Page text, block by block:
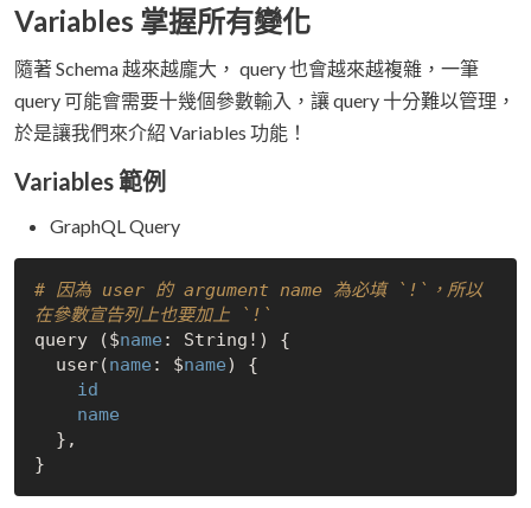
Variables 掌握所有變化
隨著 Schema 越來越龐大， query 也會越來越複雜，一筆
query 可能會需要十幾個參數輸入，讓 query 十分難以管理，
於是讓我們來介紹 Variables 功能！
Variables 範例
GraphQL Query
# 因為 user 的 argument name 為必填 `!`，所以
在參數宣告列上也要加上 `!`
query ($name : String!) {
  user(
name : $name) {
id
name